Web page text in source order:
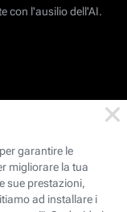
con l'ausilio dell'AI.